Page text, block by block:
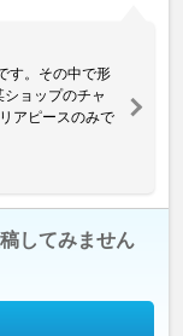
す。その中で形
ョップのチャ
アピースのみで
してみません